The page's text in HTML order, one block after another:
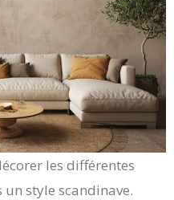
les différentes
style scandinave.